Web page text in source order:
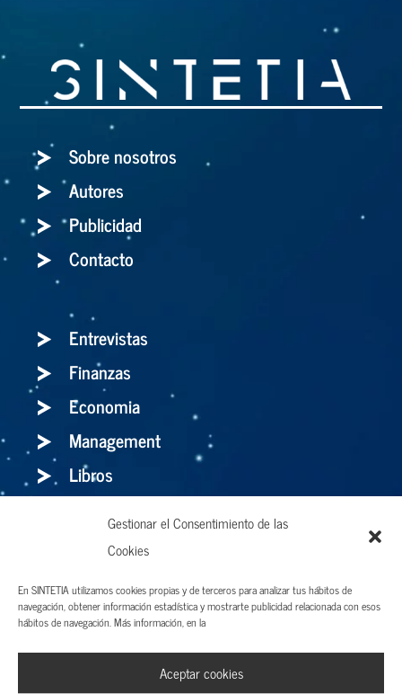
Gestionar el Consentimiento de las
Cookies
En SINTETIA utilizamos cookies propias y de terceros para analizar tus hábitos de
navegación, obtener información estadística y mostrarte publicidad relacionada con esos
hábitos de navegación. Más información, en la
Aceptar cookies
Sobre nosotros
Autores
Publicidad
Contacto
Entrevistas
Finanzas
Economia
Management
Libros
Holaluz: para bien o para mal, el storytelling
es el arma definitiva
Aviso legal y Términos de uso
Política de privacidad